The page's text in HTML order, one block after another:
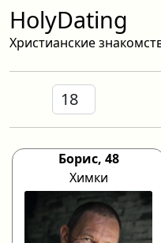
HolyDating
Христианские
Борис, 48
Химки